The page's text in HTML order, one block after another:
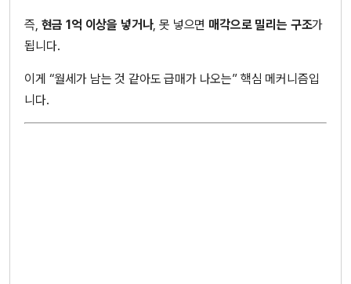
즉, 현금 1억 이상을 넣거나, 못 넣으면 매각으로 밀리는 구조가
됩니다.
이게 “월세가 남는 것 같아도 급매가 나오는” 핵심 메커니즘입
니다.